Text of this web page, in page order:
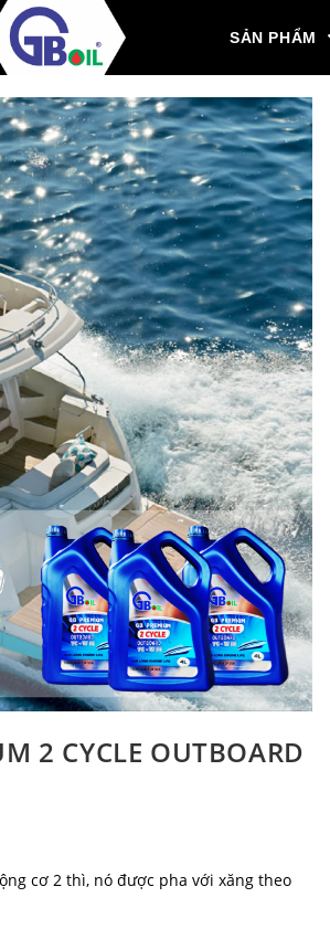
SẢN PHẨM
2 CYCLE OUTBOARD
cơ 2 thì, nó được pha với xăng theo